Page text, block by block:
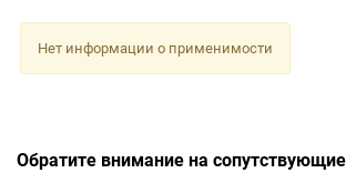
Нет информации о применимости
Обратите внимание на